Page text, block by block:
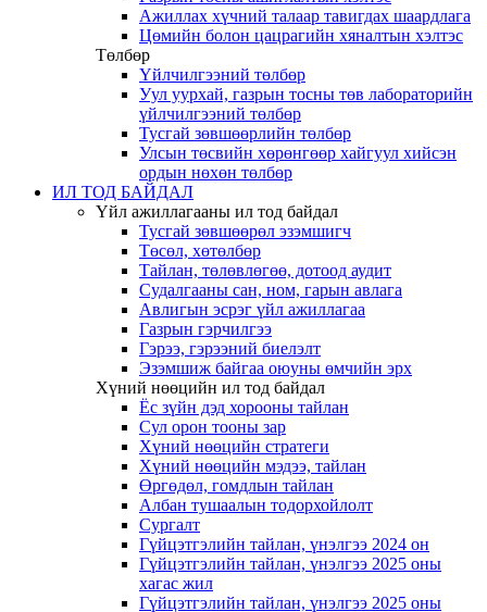
Ажиллах хүчний талаар тавигдах шаардлага
Цөмийн болон цацрагийн хяналтын хэлтэс
Төлбөр
Үйлчилгээний төлбөр
Уул уурхай, газрын тосны төв лабораторийн
үйлчилгээний төлбөр
Тусгай зөвшөөрлийн төлбөр
Улсын төсвийн хөрөнгөөр хайгуул хийсэн
ордын нөхөн төлбөр
ИЛ ТОД БАЙДАЛ
Үйл ажиллагааны ил тод байдал
Тусгай зөвшөөрөл эзэмшигч
Төсөл, хөтөлбөр
Тайлан, төлөвлөгөө, дотоод аудит
Судалгааны сан, ном, гарын авлага
Авлигын эсрэг үйл ажиллагаа
Газрын гэрчилгээ
Гэрээ, гэрээний биелэлт
Эзэмшиж байгаа оюуны өмчийн эрх
Хүний нөөцийн ил тод байдал
Ёс зүйн дэд хорооны тайлан
Сул орон тооны зар
Хүний нөөцийн стратеги
Хүний нөөцийн мэдээ, тайлан
Өргөдөл, гомдлын тайлан
Албан тушаалын тодорхойлолт
Сургалт
Гүйцэтгэлийн тайлан, үнэлгээ 2024 он
Гүйцэтгэлийн тайлан, үнэлгээ 2025 оны
хагас жил
Гүйцэтгэлийн тайлан, үнэлгээ 2025 оны